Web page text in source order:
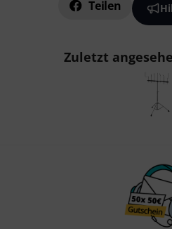
Teilen
Zuletzt